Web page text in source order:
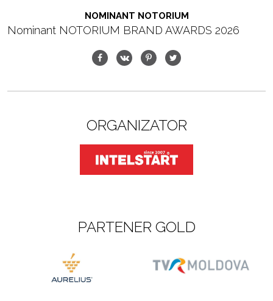
NOMINANT NOTORIUM
Nominant NOTORIUM BRAND AWARDS 2026
ORGANIZATOR
PARTENER GOLD